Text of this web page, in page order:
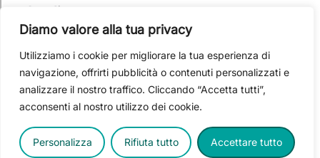
Diamo valore alla tua privacy
Utilizziamo i cookie per migliorare la tua esperienza di
navigazione, offrirti pubblicità o contenuti personalizzati e
analizzare il nostro traffico. Cliccando “Accetta tutti”,
acconsenti al nostro utilizzo dei cookie.
Personalizza Rifiuta tutto Accettare tutto
Dormelletto (NO) - Corso Cavour 106
Made with byInforbit Studio. Copyright Elitcar© 2026.
Tutti i diritti riservati.
Luglio
Vendite:Sabato 9-12:30 15-17:30
Elitbike
: Sabato 9-12:30 e pomeriggio su
appuntamento
Agosto
Noleggio: Sabato 9-12:30
Chiusi dal 14 al 23